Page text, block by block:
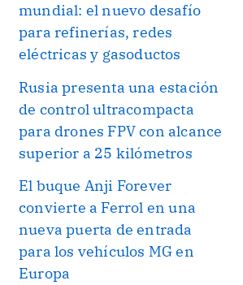
mundial: el nuevo desafío
para refinerías, redes
eléctricas y gasoductos
Rusia presenta una estación
de control ultracompacta
para drones FPV con alcance
superior a 25 kilómetros
El buque Anji Forever
convierte a Ferrol en una
nueva puerta de entrada
para los vehículos MG en
Europa